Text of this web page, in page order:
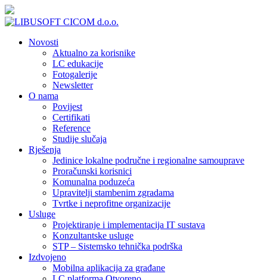
Novosti
Aktualno za korisnike
LC edukacije
Fotogalerije
Newsletter
O nama
Povijest
Certifikati
Reference
Studije slučaja
Rješenja
Jedinice lokalne područne i regionalne samouprave
Proračunski korisnici
Komunalna poduzeća
Upravitelji stambenim zgradama
Tvrtke i neprofitne organizacije
Usluge
Projektiranje i implementacija IT sustava
Konzultantske usluge
STP – Sistemsko tehnička podrška
Izdvojeno
Mobilna aplikacija za građane